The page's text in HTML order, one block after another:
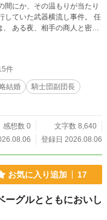
間にか、その温もりが当たり
していた武器横流し事件。 任
ある夜、相手の商人と密会
。 まさか。彼も、この事件
ていく。 自分は、もう政略
失いたくないのだと。 政略
初めて本物の愛に変わって
件
結婚
騎士団副団長
感想数 0
文字数 8,640
登録日 2026.08.06
お気に入り追加 17
ーグルとともにおいし